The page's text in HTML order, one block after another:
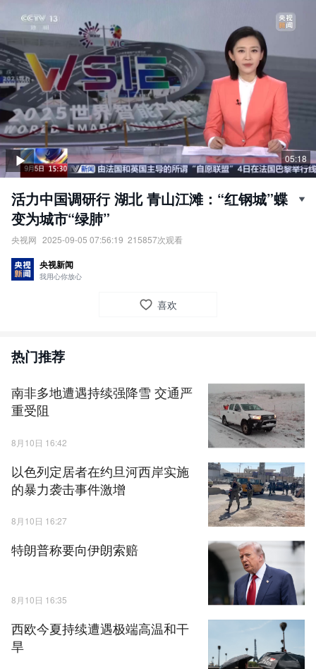
05:18
活力中国调研行 湖北 青山江滩：“红钢城”蝶
变为城市“绿肺”
央视网 2025-09-05 07:56:19 215857次观看
责任编辑：央视网
央视新闻
我用心你放心
喜欢
热门推荐
南非多地遭遇持续强降雪 交通严
重受阻
8月10日 16:42
以色列定居者在约旦河西岸实施
的暴力袭击事件激增
8月10日 16:27
特朗普称要向伊朗索赔
8月10日 16:35
西欧今夏持续遭遇极端高温和干
旱